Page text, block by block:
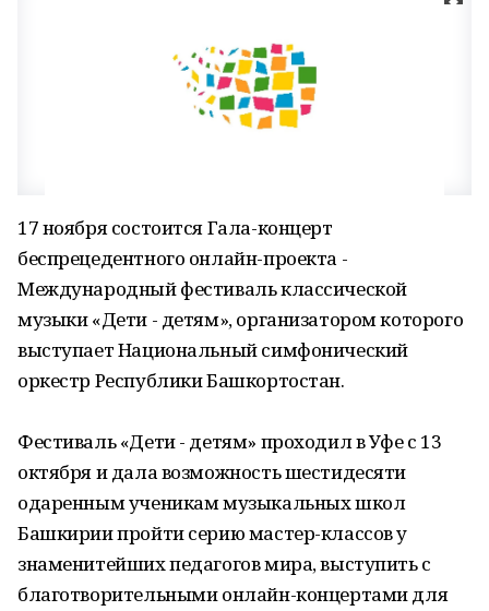
17 ноября состоится Гала-концерт
беспрецедентного онлайн-проекта -
Международный фестиваль классической
музыки «Дети - детям», организатором которого
выступает Национальный симфонический
оркестр Республики Башкортостан.
Фестиваль «Дети - детям» проходил в Уфе с 13
октября и дала возможность шестидесяти
одаренным ученикам музыкальных школ
Башкирии пройти серию мастер-классов у
знаменитейших педагогов мира, выступить с
благотворительными онлайн-концертами для